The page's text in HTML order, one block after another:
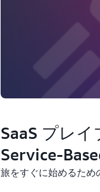
SaaS プレ
Service-
旅をすぐに始めるため